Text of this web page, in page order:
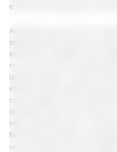
e itens prontos para o
Ainda de acordo com o
seja favorável para as
enfrenta o desafio de se
no consumo de cereais
direta obriga o campo a
eficiência da ração animal,
carne segue em níveis
da ABCS, Marcelo Lopes,
não entender que o
farmácia, perderá
um mercado que se